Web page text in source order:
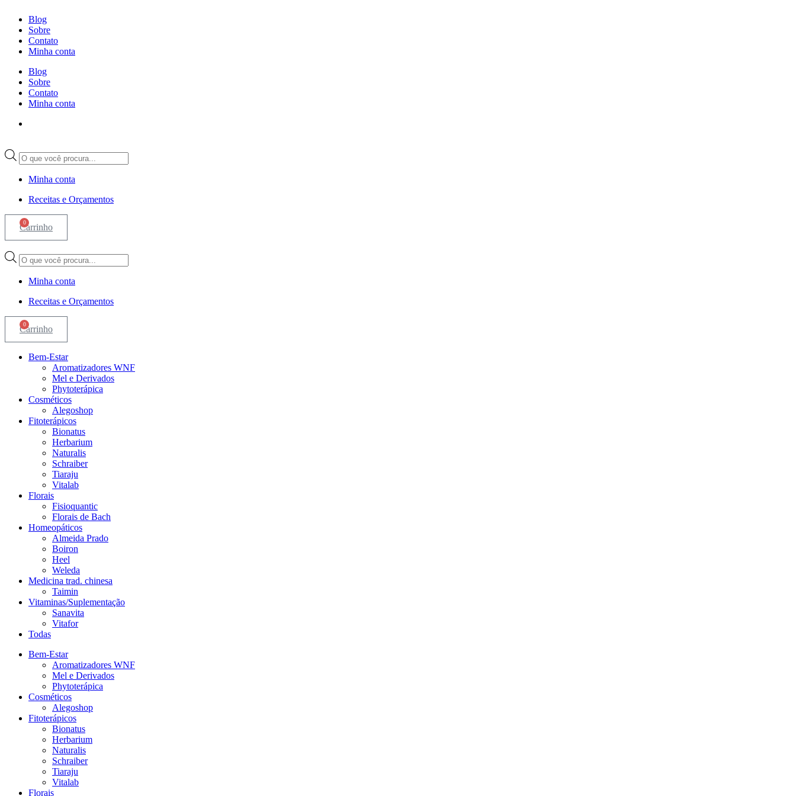
para
conteúdo
Blog
Sobre
Contato
Minha conta
Blog
Sobre
Contato
Minha conta
Pesquisar
produtos
Minha conta
Receitas e Orçamentos
0
Carrinho
Pesquisar
produtos
Minha conta
Receitas e Orçamentos
0
Carrinho
Bem-Estar
Aromatizadores WNF
Mel e Derivados
Phytoterápica
Cosméticos
Alegoshop
Fitoterápicos
Bionatus
Herbarium
Naturalis
Schraiber
Tiaraju
Vitalab
Florais
Fisioquantic
Florais de Bach
Homeopáticos
Almeida Prado
Boiron
Heel
Weleda
Medicina trad. chinesa
Taimin
Vitaminas/Suplementação
Sanavita
Vitafor
Todas
Bem-Estar
Aromatizadores WNF
Mel e Derivados
Phytoterápica
Cosméticos
Alegoshop
Fitoterápicos
Bionatus
Herbarium
Naturalis
Schraiber
Tiaraju
Vitalab
Florais